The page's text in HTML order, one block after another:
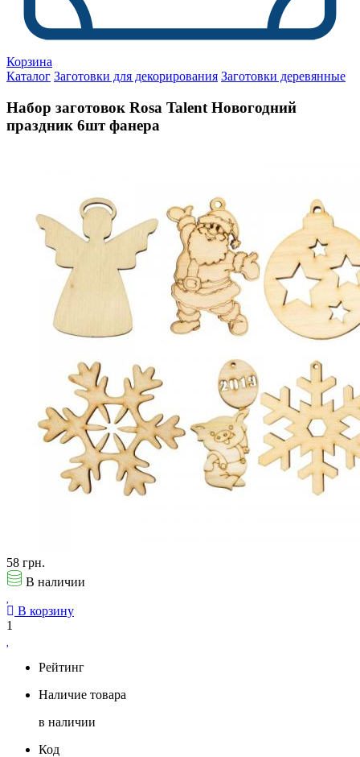
Корзина
Каталог Заготовки для декорирования Заготовки деревянные
Набор заготовок Rosa Talent Новогодний
праздник 6шт фанера
58 грн.
В наличии
В корзину
1
Рейтинг
Наличие товара
в наличии
Код